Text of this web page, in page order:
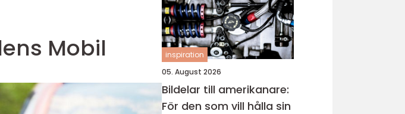
Mobil
inspiration
05. August 2026
Bildelar till amerikanare:
För den som vill hålla sin